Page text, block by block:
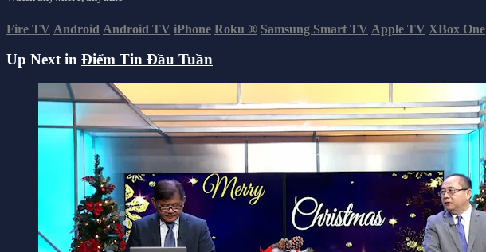
Fire TV Android Android TV iPhone Roku ® Samsung Smart TV Apple TV XBox One
Up Next in Điểm Tin Đầu Tuần